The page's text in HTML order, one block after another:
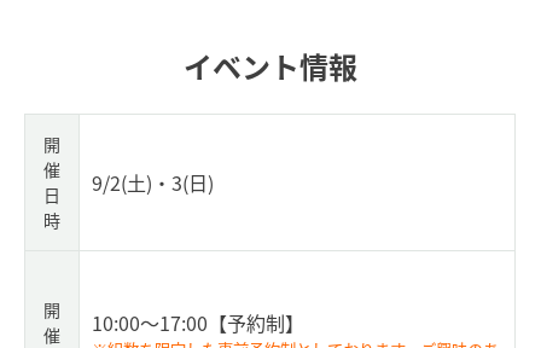
イベント情報
開
催
日
時
9/2(土)・3(日)
開
催
10:00～17:00 【予約制】